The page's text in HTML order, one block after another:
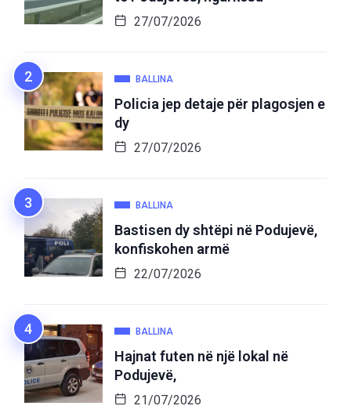
27/07/2026
BALLINA
Policia jep detaje për plagosjen e
dy
27/07/2026
BALLINA
Bastisen dy shtëpi në Podujevë,
konfiskohen armë
22/07/2026
BALLINA
Hajnat futen në një lokal në
Podujevë,
21/07/2026